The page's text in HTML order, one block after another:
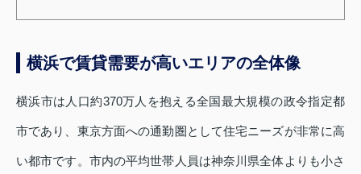
横浜で賃貸需要が高いエリアの全体像
横浜市は人口約370万人を抱える全国最大規模の政令指定都
市であり、東京方面への通勤圏として住宅ニーズが非常に高
い都市です。市内の平均世帯人員は神奈川県全体よりも小さ